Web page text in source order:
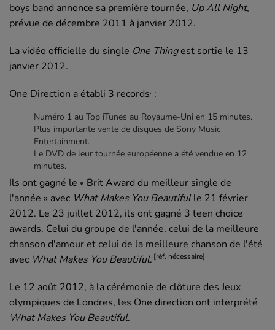
boys band annonce sa première tournée, Up All Night,
prévue de décembre 2011 à janvier 2012.
La vidéo officielle du single One Thingest sortie le 13
janvier 2012.
One Direction a établi 3 records, :
Numéro 1 au Top iTunes au Royaume-Uni en 15 minutes.
Plus importante vente de disques de Sony Music
Entertainment.
Le DVD de leur tournée européenne a été vendue en 12
minutes.
Ils ont gagné le « Brit Award du meilleur single de
l'année » avec What Makes You Beautiful le 21 février
2012. Le 23 juillet 2012, ils ont gagné 3 teen choice
awards. Celui du groupe de l'année, celui de la meilleure
chanson d'amour et celui de la meilleure chanson de l'été
avec What Makes You Beautiful. [réf. nécessaire]
Le 12 août 2012, à la cérémonie de clôture des Jeux
olympiques de Londres, les One direction ont interprété
What Makes You Beautiful.